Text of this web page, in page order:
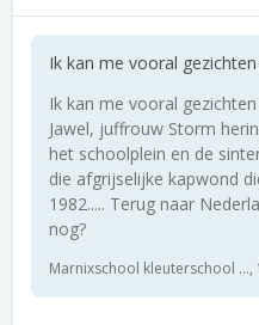
Ik kan me vooral
Ik kan me vooral
Jawel, juffrouw Storm
het schoolplein en de
die afgrijselijke kapwond
1982..... Terug naar
nog?
Marnixschool kleuterschool ...,